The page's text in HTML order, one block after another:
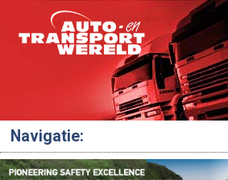
Navigatie: